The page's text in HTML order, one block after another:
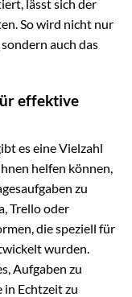
lässt sich der
So wird nicht nur
auch das
effektive
es eine Vielzahl
helfen können,
zu
Trello oder
die speziell für
wurden.
Aufgaben zu
Echtzeit zu